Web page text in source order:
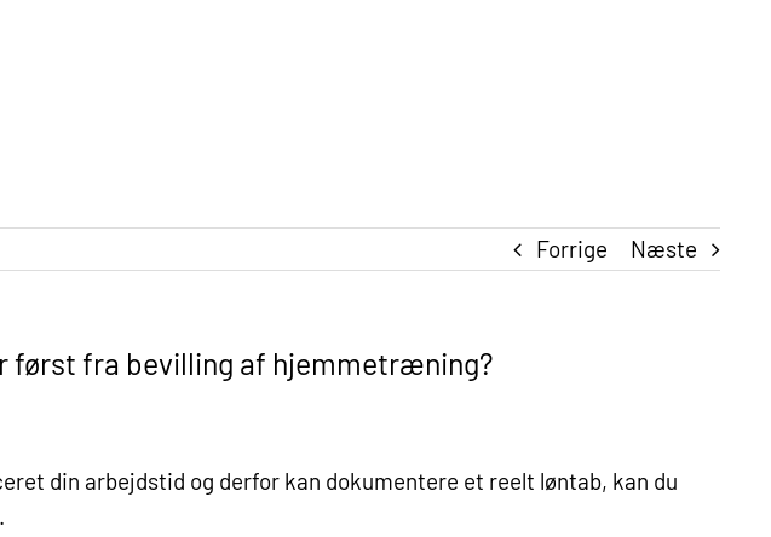
Forrige Næste
fra bevilling af hjemmetræning?
din arbejdstid og derfor kan dokumentere et reelt løntab, kan du